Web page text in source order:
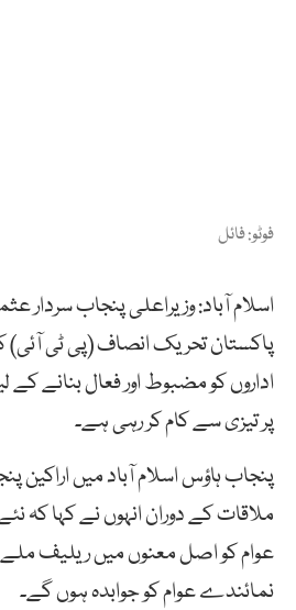
فوٹو: فائل
اسلام آباد: وزیراعلی پنجاب سردار
پاکستان تحریک انصاف (پی ٹی
اداروں کو مضبوط اور فعال بنانے
پر تیزی سے کام کر رہی ہے۔
پنجاب ہاؤس اسلام آباد میں
ملاقات کے دوران انہوں نے کہا کہ
عوام کو اصل معنوں میں ریلیف
نمائندے عوام کو جوابدہ ہوں گے۔